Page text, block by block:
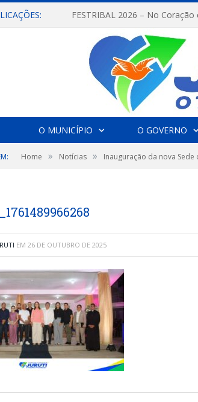
O MUNICÍPIO O GOVERNO
Home » Notícias » Inauguração da nova
EM 26 DE OUTUBRO DE 2025